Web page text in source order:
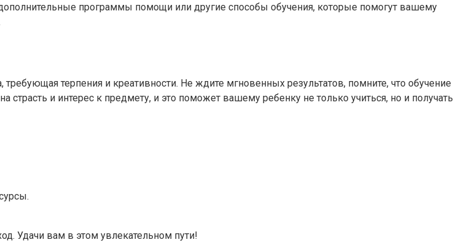
программы помощи или другие способы обучения, которые помогут вашему
терпения и креативности. Не ждите мгновенных результатов, помните, что обучение
и интерес к предмету, и это поможет вашему ребенку не только учиться, но и получать
Удачи вам в этом увлекательном пути!